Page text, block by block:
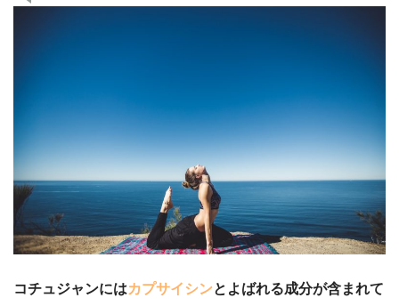
コチュジャンにはカプサイシンとよばれる成分が含まれて